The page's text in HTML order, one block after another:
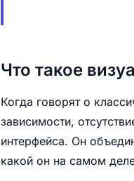
Что такое
Когда говорят о
зависимости,
интерфейса. Он
какой он на самом